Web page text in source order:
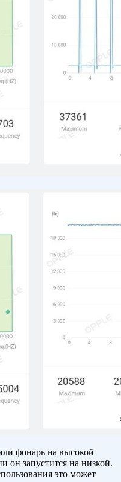
фонарь на высокой
он запустится на низкой.
это может